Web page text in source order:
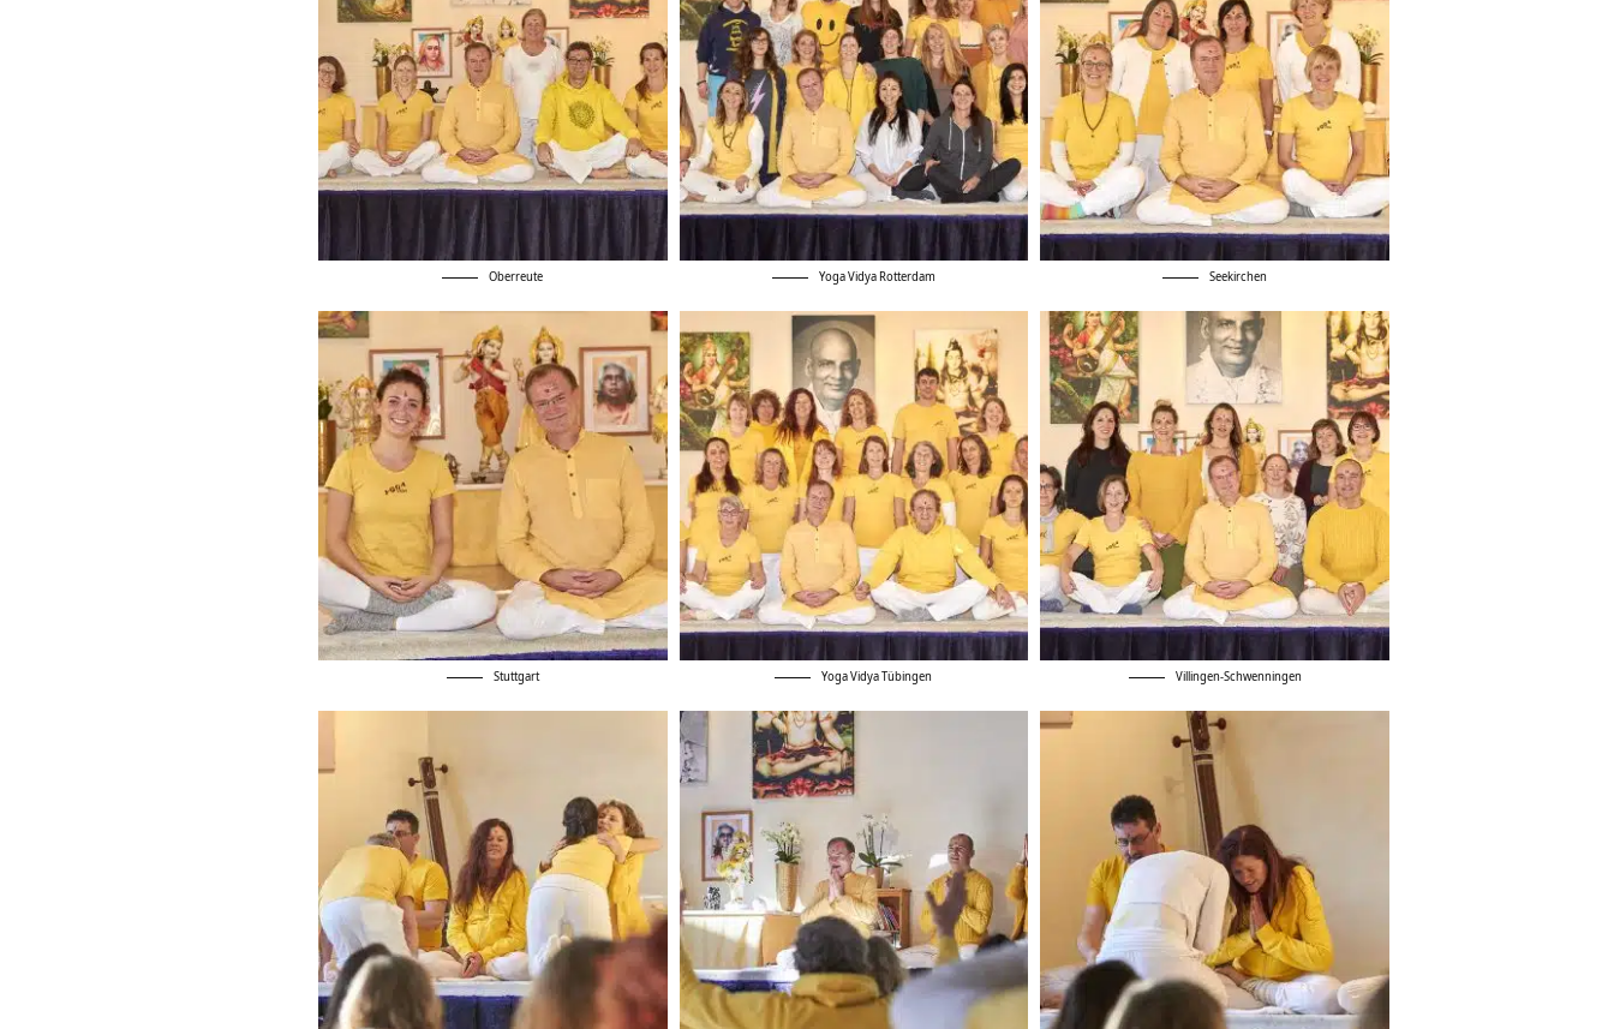
Oberreute Yoga Vidya Rotterdam Seekirchen
Stuttgart Yoga Vidya Tübingen Villingen-Schwenningen